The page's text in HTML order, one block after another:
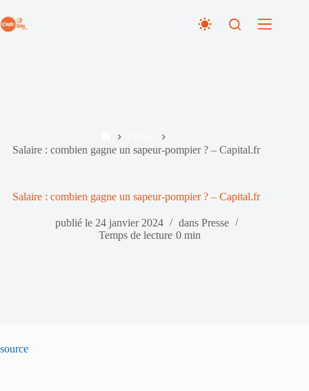
au
contenu
Accueil
Salaire : combien gagne un sapeur-pompier ? – Capital.fr
Salaire : combien gagne un sapeur-pompier ? – Capital.fr
publié le 24 janvier 2024 dans Presse
Temps de lecture 0 min
source